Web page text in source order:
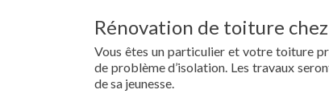
Rénovation de toiture
Vous êtes un particulier et votre toiture
de problème d’isolation. Les travaux
de sa jeunesse.